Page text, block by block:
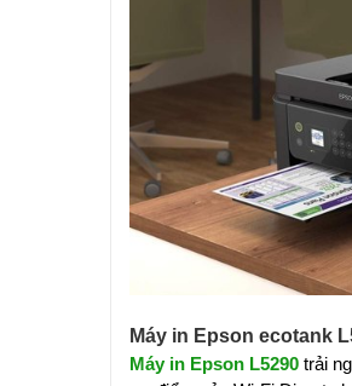
Máy in Epson ecotank
Máy in Epson L5290trải